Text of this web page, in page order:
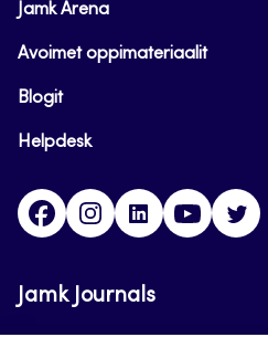
Jamk Arena
Avoimet oppimateriaalit
Blogit
Helpdesk
FacebookInstagram
LinkedInYoutube
Jamk Journals